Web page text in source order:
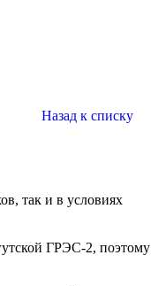
Назад к списку
так и в условиях
ГРЭС-2, поэтому